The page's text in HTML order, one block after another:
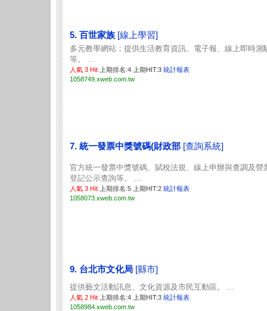
5. 百世家族 [線上學習]
多元教學網站；提供生活教育資訊、電子報、線上即時測
等。 ...
人氣 3 Hit 上期排名:4 上期HIT:3 統計報表
1058749.xweb.com.tw
7. 統一發票中獎號碼(財政部 [查詢系統]
官方統一發票中獎號碼、賦稅法規、線上申辦與查調及營
登記公示查詢等。 ...
人氣 3 Hit 上期排名:5 上期HIT:2 統計報表
1058073.xweb.com.tw
9. 台北市文化局 [縣市]
提供藝文活動訊息、文化資源及市民互動區。 ...
人氣 2 Hit 上期排名:4 上期HIT:3 統計報表
1058984.xweb.com.tw